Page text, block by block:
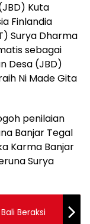
Kuta
Finlandia
Surya Dharma
sebagai
Desa (JBD)
Ni Made Gita
penilaian
Banjar Tegal
Karma Banjar
Surya
Beraksi